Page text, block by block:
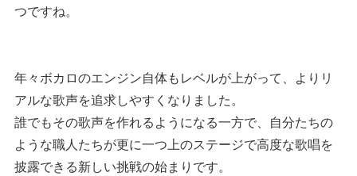
つですね。
年々ボカロのエンジン自体もレベルが上がって、よりリ
アルな歌声を追求しやすくなりました。
誰でもその歌声を作れるようになる一方で、自分たちの
ような職人たちが更に一つ上のステージで高度な歌唱を
披露できる新しい挑戦の始まりです。